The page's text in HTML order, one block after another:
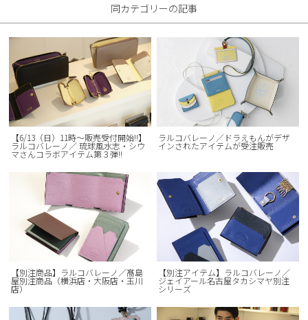
同カテゴリーの記事
【6/13（日）11時～販売受付開始!!】
ラルコバレーノ／ 琉球風水志・シウ
マさんコラボアイテム第３弾!!
ラルコバレーノ／ドラえもんがデザ
インされたアイテムが受注販売
【別注商品】ラルコバレーノ／髙島
屋別注商品（横浜店・大阪店・玉川
店）
【別注アイテム】ラルコバレーノ／
ジェイアール名古屋タカシマヤ別注
シリーズ